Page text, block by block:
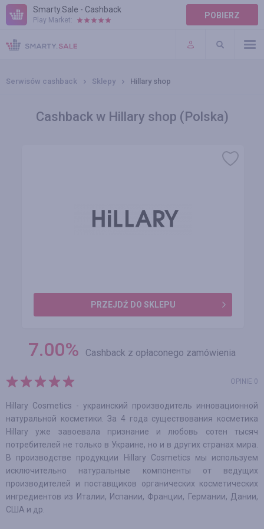
Smarty.Sale - Cashback
Play Market: POBIERZ
POMOC
WARUNKI
Serwisów cashback Sklepy Hillary shop
Cashback w Hillary shop (Polska)
PRZEJDŹ DO SKLEPU
7.00% Cashback z opłaconego zamówienia
OPINIE 0
Hillary Cosmetics - украинский производитель инновационной
натуральной косметики. За 4 года существования косметика
Hillary уже завоевала признание и любовь сотен тысяч
потребителей не только в Украине, но и в других странах мира.
В производстве продукции Hillary Cosmetics мы используем
исключительно натуральные компоненты от ведущих
производителей и поставщиков органических косметических
ингредиентов из Италии, Испании, Франции, Германии, Дании,
США и др.